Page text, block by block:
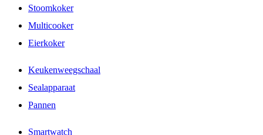
Stoomkoker
Multicooker
Eierkoker
Keukenweegschaal
Sealapparaat
Pannen
Smartwatch